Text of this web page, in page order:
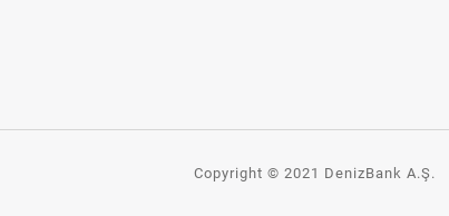
Copyright © 2021 DenizBank A.Ş.